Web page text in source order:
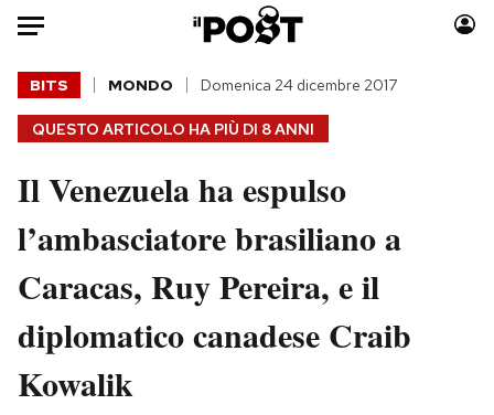
Auto
HOME
Italia
Politica
Tecnologia
Scienza
Cultura
Moda
Consumismi
Storie/Idee
Media
QUESTO ARTICOLO HA PIÙ DI 8 ANNI
BITS MONDO Domenica 24 dicembre 2017
Il Venezuela ha espulso
l’ambasciatore brasiliano a
Caracas, Ruy Pereira, e il
diplomatico canadese Craib
Kowalik